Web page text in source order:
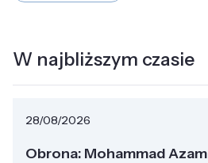
W najbliższym czasie
28/08/2026
Obrona: Mohammad Azam